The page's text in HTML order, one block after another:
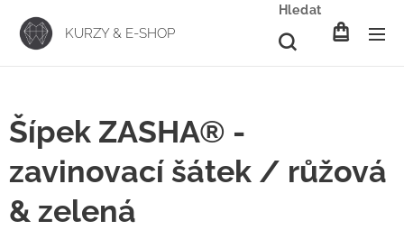
KURZY & E-SHOP
Hledat
Šípek ZASHA® -
zavinovací šátek / růžová
& zelená